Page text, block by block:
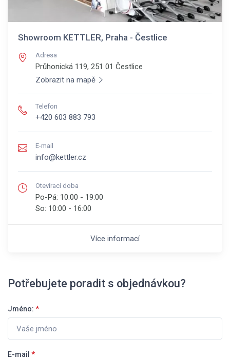
Showroom KETTLER, Praha - Čestlice
Adresa
Průhonická 119, 251 01 Čestlice
Zobrazit na mapě
Telefon
+420 603 883 793
E-mail
info@kettler.cz
Otevírací doba
Po-Pá: 10:00 - 19:00
So: 10:00 - 16:00
Více informací
Potřebujete poradit s objednávkou?
Jméno: *
E-mail *